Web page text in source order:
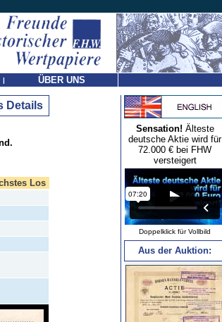
| ÜBER UNS
Details
Los
Sensation! Älteste
deutsche Aktie wird für
72.000 € bei FHW
versteigert
Doppelklick für Vollbild
Aus der Auktion: